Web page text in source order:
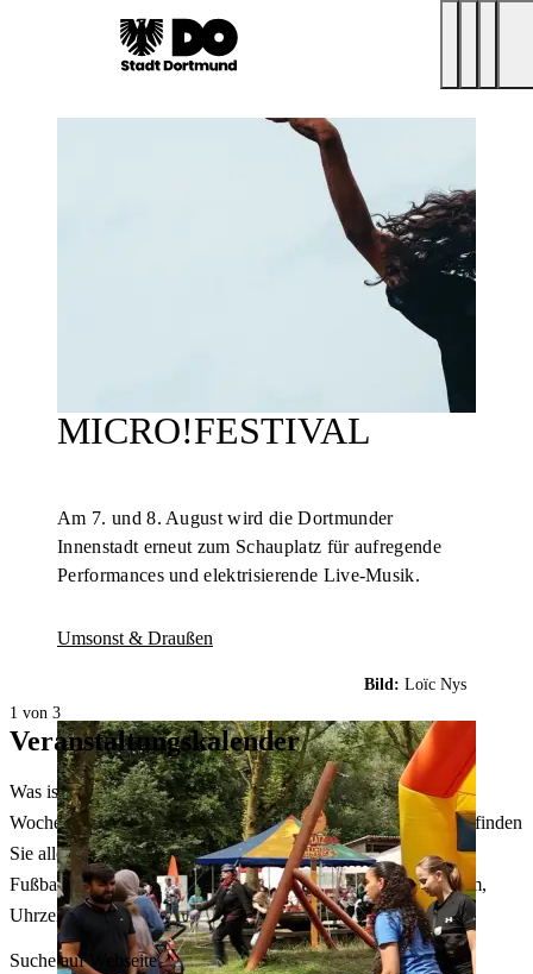
MICRO!FESTIVAL
Am 7. und 8. August wird die Dortmunder
Innenstadt erneut zum Schauplatz für aufregende
Performances und elektrisierende Live-Musik.
Umsonst & Draußen
Bild: Loïc Nys
1 von 3
Veranstaltungskalender
Was ist heute in Dortmund los? Welche Konzerte gibt es am
Wochenende? Im größten Veranstaltungskalender Dortmunds finden
Sie alle Events – von der Stadt- oder Museumsführung übers
Fußballspiel bis zum Flohmarkt. Sie können dabei nach Datum,
Uhrzeit, Ort oder Art der Veranstaltung auswählen. Viel Spaß!
Suche auf Webseite